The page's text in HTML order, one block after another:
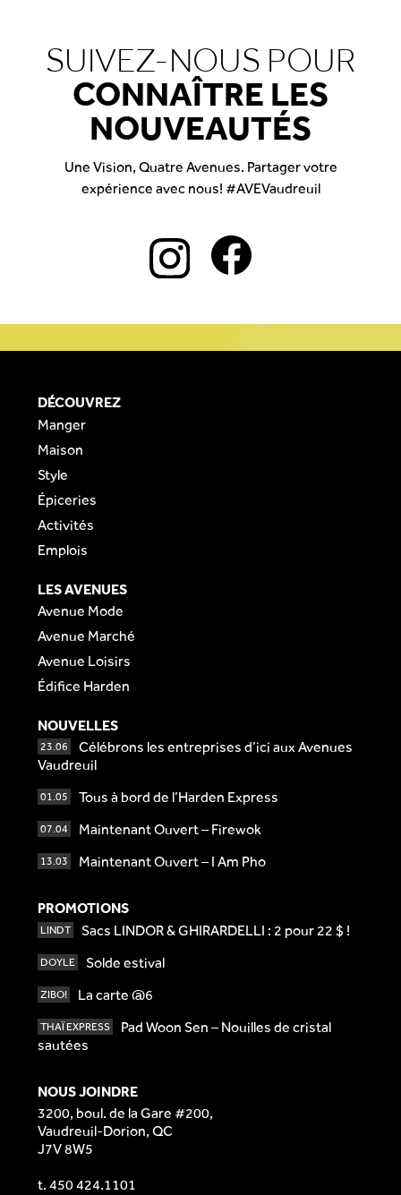
SUIVEZ-NOUS POUR
CONNAÎTRE LES
NOUVEAUTÉS
Une Vision, Quatre Avenues. Partager votre
expérience avec nous! #AVEVaudreuil
DÉCOUVREZ
Manger
Maison
Style
Épiceries
Activités
Emplois
LES AVENUES
Avenue Mode
Avenue Marché
Avenue Loisirs
Édifice Harden
NOUVELLES
23.06
Célébrons les entreprises d’ici aux Avenues
Vaudreuil
01.05 Tous à bord de l’Harden Express
07.04 Maintenant Ouvert – Firewok
13.03 Maintenant Ouvert – I Am Pho
PROMOTIONS
LINDT Sacs LINDOR & GHIRARDELLI : 2 pour 22 $ !
DOYLE Solde estival
ZIBO! La carte @6
THAÏ EXPRESS
Pad Woon Sen – Nouilles de cristal
sautées
NOUS JOINDRE
3200, boul. de la Gare #200,
Vaudreuil-Dorion, QC
J7V 8W5
t. 450 424.1101